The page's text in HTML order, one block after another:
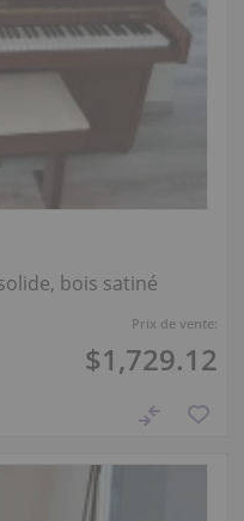
Prix de vente:
$1,729.12
bois satiné